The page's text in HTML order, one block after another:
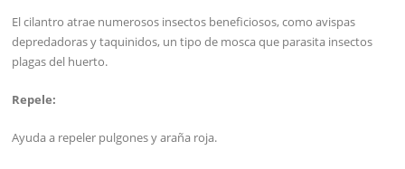
El cilantro atrae numerosos insectos beneficiosos, como avispas
depredadoras y taquinidos, un tipo de mosca que parasita insectos
plagas del huerto.
Repele:
Ayuda a repeler pulgones y araña roja.